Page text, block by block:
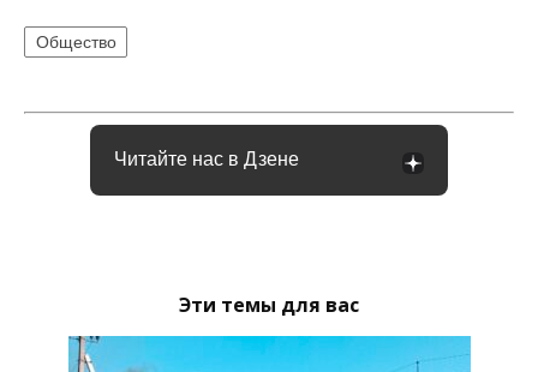
Общество
Читайте нас в Дзене
Эти темы для вас